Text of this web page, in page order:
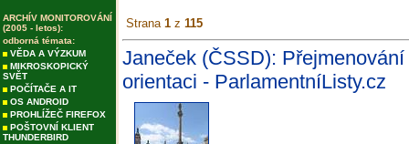
ARCHÍV MONITOROVÁNÍ
(2005 - letos):
odborná témata:
VĚDA A VÝZKUM
MIKROSKOPICKÝ
SVĚT
POČÍTAČE A IT
OS ANDROID
PROHLÍŽEČ FIREFOX
POŠTOVNÍ KLIENT
THUNDERBIRD
Strana 1 z 115
Janeček (ČSSD):
orientaci - ParlamentníListy.cz